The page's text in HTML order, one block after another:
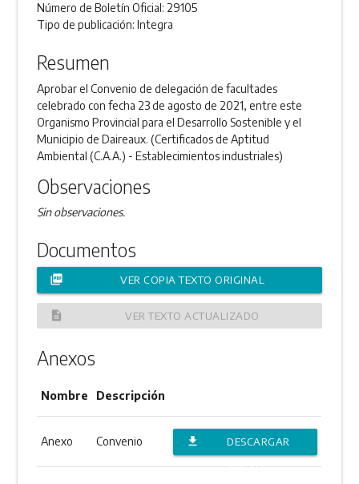
Número de Boletín Oficial: 29105
Tipo de publicación:Integra
Resumen
Aprobar el Convenio de delegación de facultades
celebrado con fecha 23 de agosto de 2021, entre este
Organismo Provincial para el Desarrollo Sostenible y el
Municipio de Daireaux. (Certificados de Aptitud
Ambiental (C.A.A.) - Establecimientos industriales)
Observaciones
Sin observaciones.
Documentos
picture_as_pdf VER COPIA TEXTO ORIGINAL
description VER TEXTO ACTUALIZADO
Anexos
Nombre Descripción
Anexo Convenio file_download
DESCARGAR
ANEXO